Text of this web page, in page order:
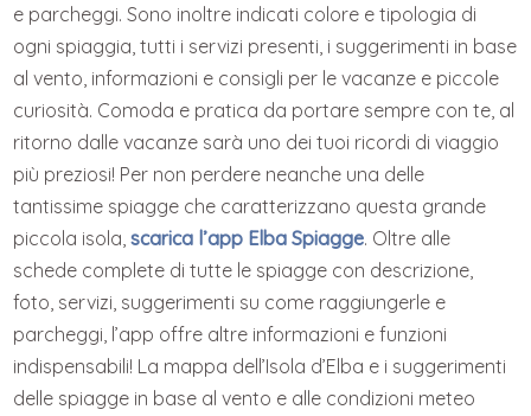
e parcheggi. Sono inoltre indicati colore e tipologia di
ogni spiaggia, tutti i servizi presenti, i suggerimenti in base
al vento, informazioni e consigli per le vacanze e piccole
curiosità. Comoda e pratica da portare sempre con te, al
ritorno dalle vacanze sarà uno dei tuoi ricordi di viaggio
più preziosi! Per non perdere neanche una delle
tantissime spiagge che caratterizzano questa grande
piccola isola,scarica l’app Elba Spiagge. Oltre alle
schede complete di tutte le spiagge con descrizione,
foto, servizi, suggerimenti su come raggiungerle e
parcheggi, l’app offre altre informazioni e funzioni
indispensabili! La mappa dell’Isola d’Elba e i suggerimenti
delle spiagge in base al vento e alle condizioni meteo